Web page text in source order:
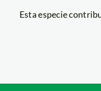
Esta especie